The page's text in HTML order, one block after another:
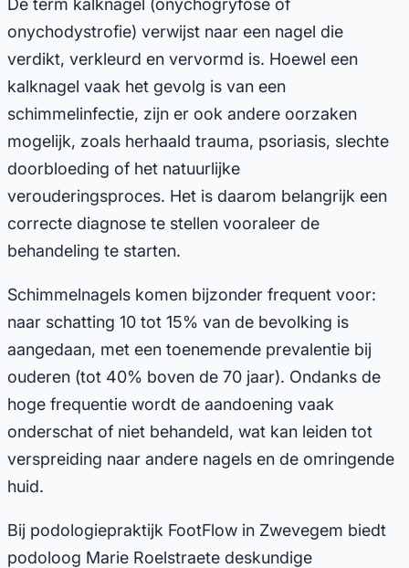
De term kalknagel (onychogryfose of
onychodystrofie) verwijst naar een nagel die
verdikt, verkleurd en vervormd is. Hoewel een
kalknagel vaak het gevolg is van een
schimmelinfectie, zijn er ook andere oorzaken
mogelijk, zoals herhaald trauma, psoriasis, slechte
doorbloeding of het natuurlijke
verouderingsproces. Het is daarom belangrijk een
correcte diagnose te stellen vooraleer de
behandeling te starten.
Schimmelnagels komen bijzonder frequent voor:
naar schatting 10 tot 15% van de bevolking is
aangedaan, met een toenemende prevalentie bij
ouderen (tot 40% boven de 70 jaar). Ondanks de
hoge frequentie wordt de aandoening vaak
onderschat of niet behandeld, wat kan leiden tot
verspreiding naar andere nagels en de omringende
huid.
Bij podologiepraktijk FootFlow in Zwevegem biedt
podoloog Marie Roelstraete deskundige